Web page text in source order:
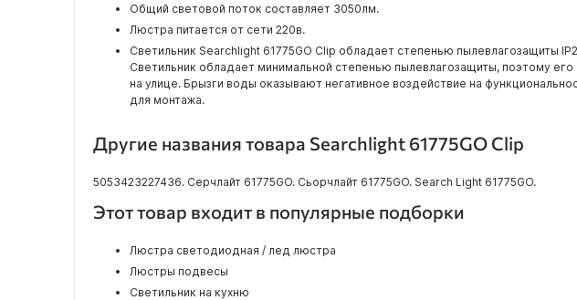
Общий световой поток составляет 3050лм.
Люстра питается от сети 220в.
Светильник Searchlight 61775GO Clip обладает степенью пылевлагозащиты
Светильник обладает минимальной степенью пылевлагозащиты, поэтому
на улице. Брызги воды оказывают негативное воздействие на
для монтажа.
Другие названия товара Searchlight 61775GO Clip
5053423227436. Серчлайт 61775GO. Сьорчлайт 61775GO. Search Light 61775GO.
Этот товар входит в популярные подборки
Люстра светодиодная / лед люстра
Люстры подвесы
Светильник на кухню